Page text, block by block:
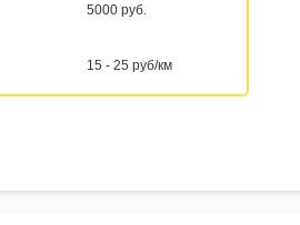
5000 руб.
15 - 25 руб/км